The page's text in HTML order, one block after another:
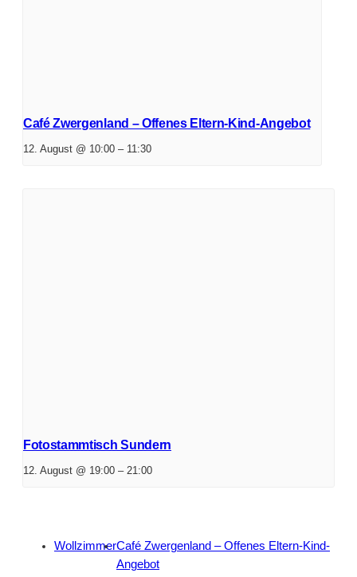
Café Zwergenland – Offenes Eltern-Kind-Angebot
12. August @ 10:00 – 11:30
Fotostammtisch Sundern
12. August @ 19:00 – 21:00
WollzimmerCafé Zwergenland – Offenes Eltern-Kind-
Angebot